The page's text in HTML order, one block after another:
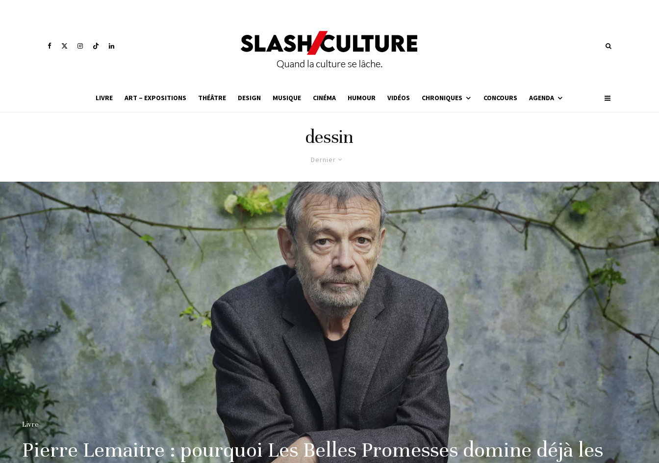
LIVRE ART – EXPOSITIONS THÉÂTRE DESIGN MUSIQUE CINÉMA HUMOUR VIDÉOS CHRONIQUES CONCOURS AGENDA
dessin
Dernier
Livre
Pierre Lemaitre : pourquoi Les Belles Promesses domine déjà les